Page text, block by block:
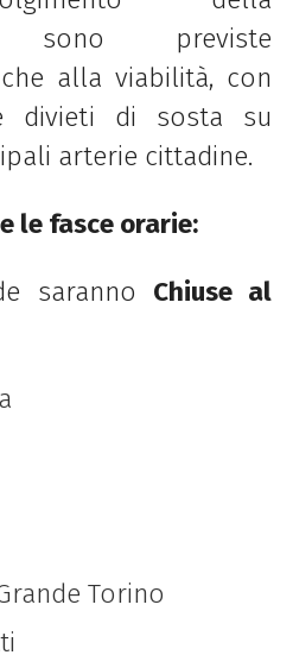
sono previste
alla viabilità, con
divieti di sosta su
arterie cittadine.
le fasce orarie:
saranno Chiuse al
Torino